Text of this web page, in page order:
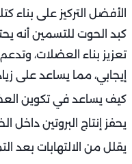
الأفضل التركيز على
تعزيز بناء العضلات،
إيجابي، مما يساعد على
كيف يساعد في تكوين
يحفز إنتاج البروتين داخل
يقلل من الالتهابات بعد